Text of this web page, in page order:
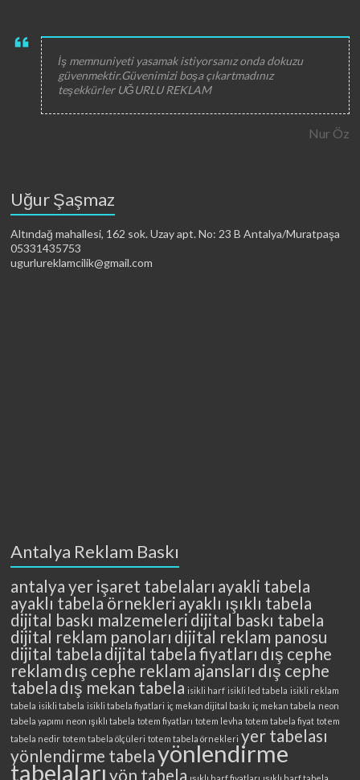
İş memnuniyeti yasamak istiyorsanız onda dokuzu
güvenmektir.Güvenimizi boşa çıkartmadınız
teşekkürler UĞURLU REKLAM
Nur Öz
Uğur Şaşmaz
Altındağ mahallesi, 162 sok. Uzay apt. No: 23 B Antalya/Muratpaşa
05331435753
ugurlureklamcilik@gmail.com
Antalya Reklam Baskı
antalya yer işaret tabelaları ayakli tabela
ayaklı tabela örnekleri ayaklı ışıklı tabela
dijital baskı malzemeleri dijital baskı tabela
dijital reklam panoları dijital reklam panosu
dijital tabela dijital tabela fiyatları dış cephe
reklam dış cephe reklam ajansları dış cephe
tabela dış mekan tabela isikli harf isikli led tabela isikli reklam
tabela isikli tabela isikli tabela fiyatlari iç mekan dijital baskı iç mekan tabela neon
tabela yapımı neon ışıklı tabela totem fiyatları totem levha totem tabela fiyat totem
tabela nedir totem tabela ölçüleri totem tabela örnekleri yer tabelası
yönlendirme tabelayönlendirme
tabelaları yön tabela